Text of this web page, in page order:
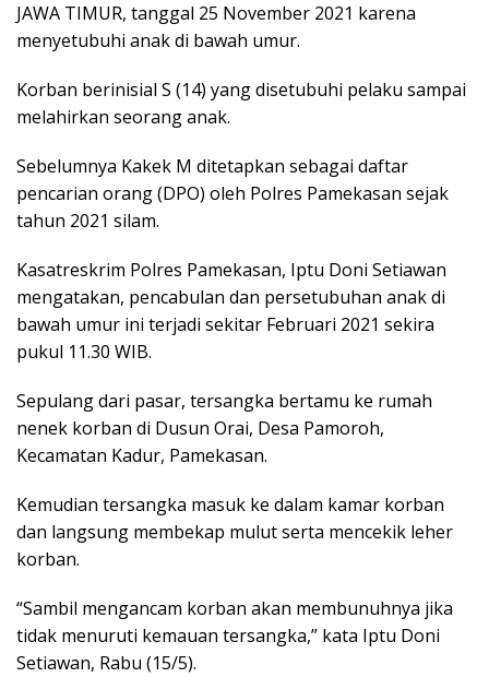
JAWA TIMUR, tanggal 25 November 2021 karena
menyetubuhi anak di bawah umur.
Korban berinisial S (14) yang disetubuhi pelaku sampai
melahirkan seorang anak.
Sebelumnya Kakek M ditetapkan sebagai daftar
pencarian orang (DPO) oleh Polres Pamekasan sejak
tahun 2021 silam.
Kasatreskrim Polres Pamekasan, Iptu Doni Setiawan
mengatakan, pencabulan dan persetubuhan anak di
bawah umur ini terjadi sekitar Februari 2021 sekira
pukul 11.30 WIB.
Sepulang dari pasar, tersangka bertamu ke rumah
nenek korban di Dusun Orai, Desa Pamoroh,
Kecamatan Kadur, Pamekasan.
Kemudian tersangka masuk ke dalam kamar korban
dan langsung membekap mulut serta mencekik leher
korban.
“Sambil mengancam korban akan membunuhnya jika
tidak menuruti kemauan tersangka,” kata Iptu Doni
Setiawan, Rabu (15/5).